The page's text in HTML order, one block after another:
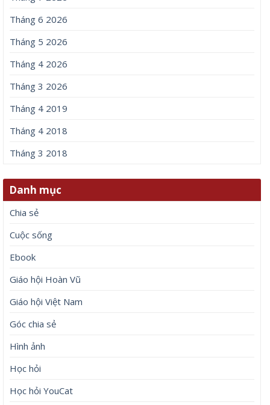
Tháng 6 2026
Tháng 5 2026
Tháng 4 2026
Tháng 3 2026
Tháng 4 2019
Tháng 4 2018
Tháng 3 2018
Danh mục
Chia sẻ
Cuộc sống
Ebook
Giáo hội Hoàn Vũ
Giáo hội Việt Nam
Góc chia sẻ
Hình ảnh
Học hỏi
Học hỏi YouCat